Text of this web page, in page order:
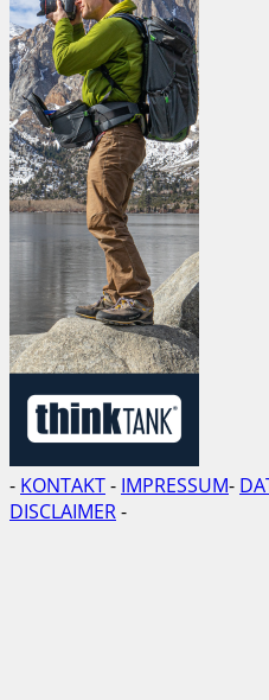
- KONTAKT- IMPRESSUM-
DISCLAIMER-